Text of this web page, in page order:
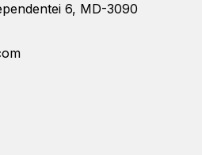
6, MD-3090